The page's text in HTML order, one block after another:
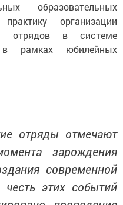
образовательных
организации
отрядов в системе
в рамках юбилейных
отряды отмечают
зарождения
современной
этих событий